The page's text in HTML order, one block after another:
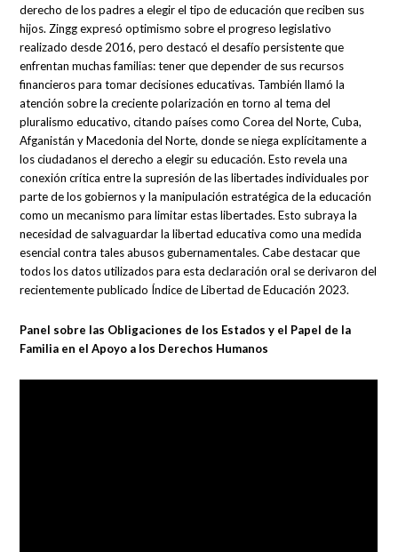
derecho de los padres a elegir el tipo de educación que reciben sus
hijos. Zingg expresó optimismo sobre el progreso legislativo
realizado desde 2016, pero destacó el desafío persistente que
enfrentan muchas familias: tener que depender de sus recursos
financieros para tomar decisiones educativas. También llamó la
atención sobre la creciente polarización en torno al tema del
pluralismo educativo, citando países como Corea del Norte, Cuba,
Afganistán y Macedonia del Norte, donde se niega explícitamente a
los ciudadanos el derecho a elegir su educación. Esto revela una
conexión crítica entre la supresión de las libertades individuales por
parte de los gobiernos y la manipulación estratégica de la educación
como un mecanismo para limitar estas libertades. Esto subraya la
necesidad de salvaguardar la libertad educativa como una medida
esencial contra tales abusos gubernamentales. Cabe destacar que
todos los datos utilizados para esta declaración oral se derivaron del
recientemente publicado Índice de Libertad de Educación 2023.
Panel sobre las Obligaciones de los Estados y el Papel de la
Familia en el Apoyo a los Derechos Humanos